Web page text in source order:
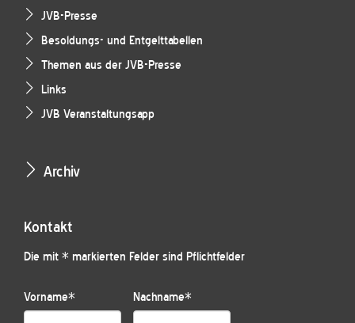
JVB-Presse
Besoldungs- und Entgelttabellen
Themen aus der JVB-Presse
Links
JVB Veranstaltungsapp
Archiv
Kontakt
Die mit * markierten Felder sind Pflichtfelder
Vorname* Nachname*